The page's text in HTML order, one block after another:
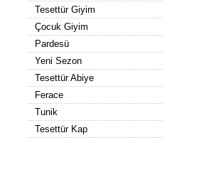
Tesettür Giyim
Çocuk Giyim
Pardesü
Yeni Sezon
Tesettür Abiye
Ferace
Tunik
Tesettür Kap